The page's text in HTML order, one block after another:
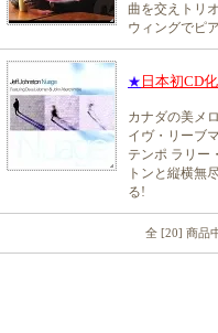
曲を交えトリ
ウィングでピ
★ 日本初CD
カナダの美メ
イヴ・リーブ
テンポ ラリー
トンと縦横無
る!
全 [20] 商品